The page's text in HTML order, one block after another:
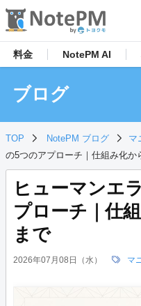
料金 NotePM AI
ブログ
TOP NotePM ブログ マ
の5つのアプローチ｜仕組み化か
ヒューマンエ
プローチ｜仕
まで
2026年07月08日（水） マ